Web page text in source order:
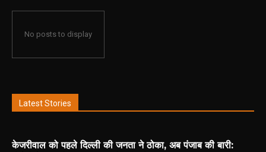
No posts to display
Latest Stories
केजरीवाल को पहले दिल्ली की जनता ने ठोका, अब पंजाब की बारी: